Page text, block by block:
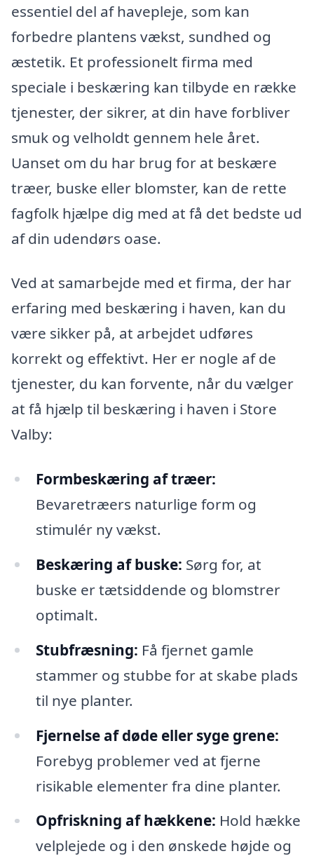
essentiel del af havepleje, som kan
forbedre plantens vækst, sundhed og
æstetik. Et professionelt firma med
speciale i beskæring kan tilbyde en række
tjenester, der sikrer, at din have forbliver
smuk og velholdt gennem hele året.
Uanset om du har brug for at beskære
træer, buske eller blomster, kan de rette
fagfolk hjælpe dig med at få det bedste ud
af din udendørs oase.
Ved at samarbejde med et firma, der har
erfaring med beskæring i haven, kan du
være sikker på, at arbejdet udføres
korrekt og effektivt. Her er nogle af de
tjenester, du kan forvente, når du vælger
at få hjælp til beskæring i haven i Store
Valby:
Formbeskæring af træer:
Bevaretræers naturlige form og
stimulér ny vækst.
Beskæring af buske: Sørg for, at
buske er tætsiddende og blomstrer
optimalt.
Stubfræsning: Få fjernet gamle
stammer og stubbe for at skabe plads
til nye planter.
Fjernelse af døde eller syge grene:
Forebyg problemer ved at fjerne
risikable elementer fra dine planter.
Opfriskning af hækkene: Hold hække
velplejede og i den ønskede højde og